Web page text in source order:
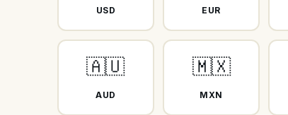
USD EUR
🇦🇺
AUD
🇲🇽
MXN